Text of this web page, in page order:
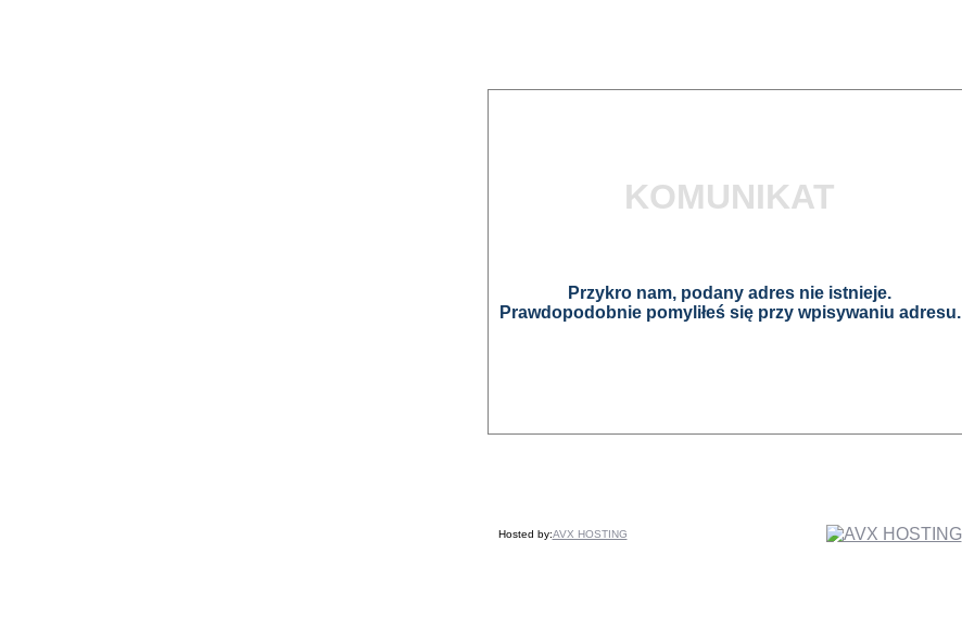
KOMUNIKAT
Przykro nam, podany adres nie istnieje.
Prawdopodobnie pomyliłeś się przy wpisywaniu adresu.
Hosted by:AVX HOSTING